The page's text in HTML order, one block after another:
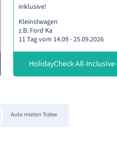
inklusive!
Kleinstwagen
z.B. Ford Ka
11 Tag vom 14.09 - 25.09.2026
HolidayCheck All-
Auto mieten Tralee